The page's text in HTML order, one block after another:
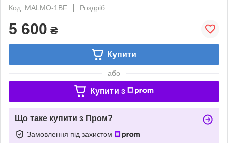
Код: MALMO-1BF
Роздріб
5 600 ₴
Купити
або
Купити з
Що таке купити з Пром?
Замовлення під захистом